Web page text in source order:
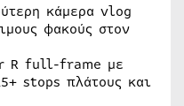
κάμερα vlog
φακούς στον
R full-frame με
stops πλάτους και